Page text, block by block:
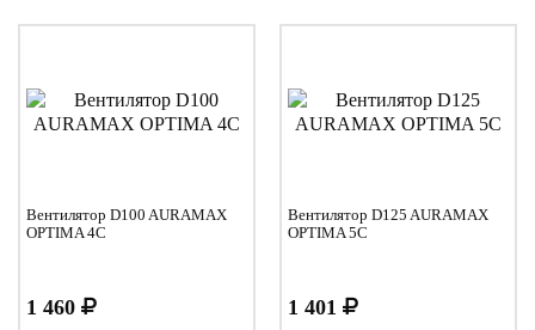
Вентилятор D100 AURAMAX
OPTIMA 4C
1 460
Вентилятор D125 AURAMAX
OPTIMA 5C
1 401